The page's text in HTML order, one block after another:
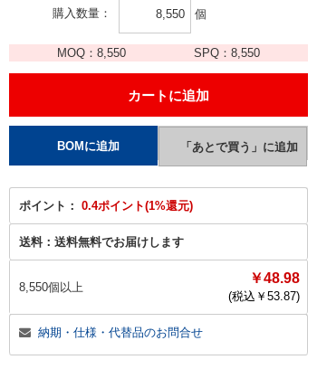
購入数量 個
MOQ： 8,550 SPQ：8,550
ポイント： 0.4ポイント(1%還元)
送料： 送料無料でお届けします
8,550個以上
￥48.98
(税込￥ 53.87)
納期・仕様・代替品のお問合せ